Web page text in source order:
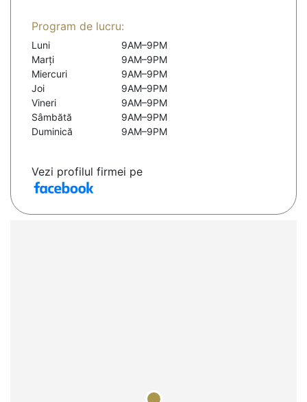
Program de lucru:
Luni
9AM–9PM
Marți
9AM–9PM
Miercuri
9AM–9PM
Joi
9AM–9PM
Vineri
9AM–9PM
Sâmbătă
9AM–9PM
Duminică
9AM–9PM
Vezi profilul firmei pe